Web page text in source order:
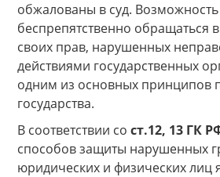
обжалованы в суд. Возможность
беспрепятственно обращаться
своих прав, нарушенных
действиями государственных
одним из основных принципов
государства.
В соответствии со ст.12, 13 ГК
способов защиты нарушенных
юридических и физических лиц